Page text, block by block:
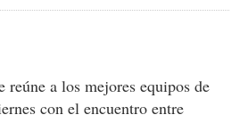
reúne a los mejores equipos de
con el encuentro entre